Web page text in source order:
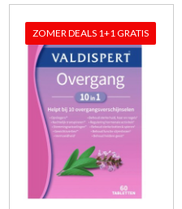
ZOMER DEALS 1+1 GRATIS